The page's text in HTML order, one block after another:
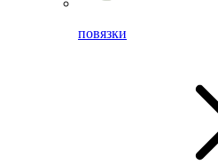
повязки